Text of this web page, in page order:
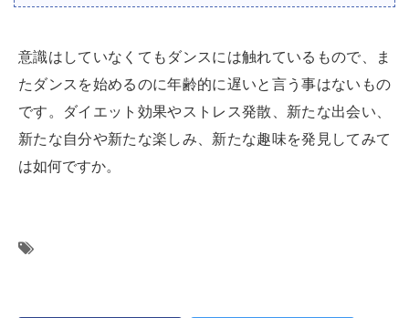
意識はしていなくてもダンスには触れているもので、ま
たダンスを始めるのに年齢的に遅いと言う事はないもの
です。ダイエット効果やストレス発散、新たな出会い、
新たな自分や新たな楽しみ、新たな趣味を発見してみて
は如何ですか。